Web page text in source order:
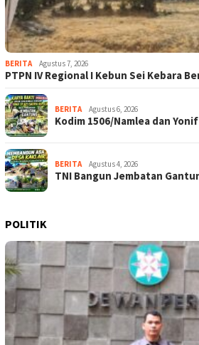
BERITA Agustus 7, 2026
PTPN IV Regional I Kebun Sei Kebara
BERITA Agustus 6, 2026
Kodim 1506/Namlea dan
BERITA Agustus 4, 2026
TNI Bangun Jembatan
POLITIK